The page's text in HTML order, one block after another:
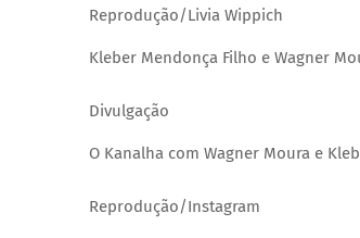
Reprodução/Livia Wippich
Kleber Mendonça Filho e Wagner
Divulgação
O Kanalha com Wagner Moura e
Reprodução/Instagram